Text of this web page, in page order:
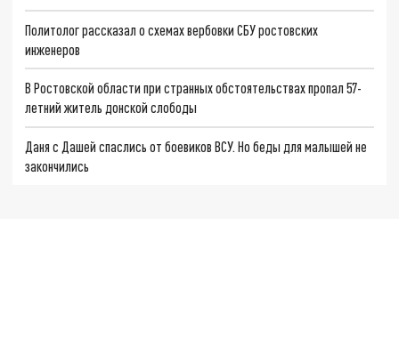
Политолог рассказал о схемах вербовки СБУ ростовских
инженеров
В Ростовской области при странных обстоятельствах пропал 57-
летний житель донской слободы
Даня с Дашей спаслись от боевиков ВСУ. Но беды для малышей не
закончились